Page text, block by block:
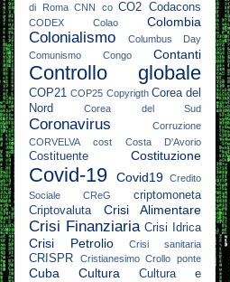
di Roma CNN co CO2 Codacons
CODEX Colao Colombia
Colonialismo
Columbus Day
Comunismo
Congo Contanti
Controllo globale
COP21 COP25 Copyrigth Corea del
Nord
Corea del Sud
Coronavirus
Corruzione
CORVELVA
cost Costa D'Avorio
Costituente Costituzione
Covid-19 Covid19
Credito
Sociale
CReG
criptomoneta
Criptovaluta
Crisi Alimentare
Crisi Finanziaria Crisi Idrica
Crisi Petrolio Crisi sanitaria
CRISPR Cristianesimo Crollo ponte
Cuba Cultura
Cultura e